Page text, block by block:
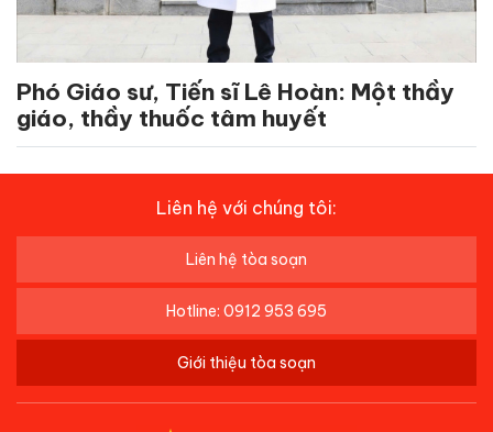
Phó Giáo sư, Tiến sĩ Lê Hoàn: Một thầy
giáo, thầy thuốc tâm huyết
Liên hệ với chúng tôi:
Liên hệ tòa soạn
Hotline: 0912 953 695
Giới thiệu tòa soạn